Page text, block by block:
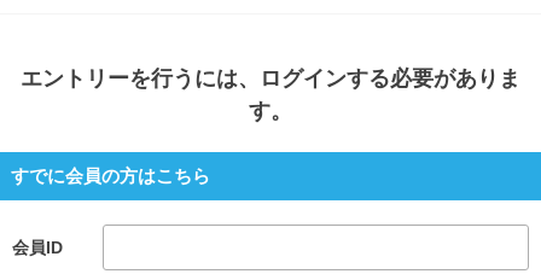
エントリーを行うには、ログインする必要がありま
す。
すでに会員の方はこちら
会員ID